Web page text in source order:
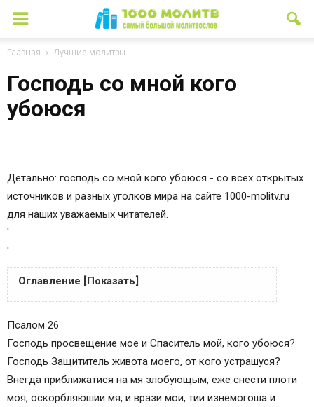
Главная Лучшие молитвы
Господь со мной кого
убоюся
Детально: господь со мной кого убоюся - со всех открытых
источников и разных уголков мира на сайте 1000-molitv.ru
для наших уважаемых читателей.
'
'
Оглавление [Показать]
26 ПСАЛОМ — ТЕКСТ С УДАРЕНИЯМИ И
ПЕРЕВОДОМ
КАК БЫЛ НАПИСАН ПСАЛОМ 26 И ЧТО ОН
Псалом 26
Господь просвещение мое и Спаситель мой, кого убоюся?
Господь Защититель живота моего, от кого устрашуся?
Внегда приближатися на мя злобующым, еже снести плоти
моя, оскорбляюшии мя, и врази мои, тии изнемогоша и